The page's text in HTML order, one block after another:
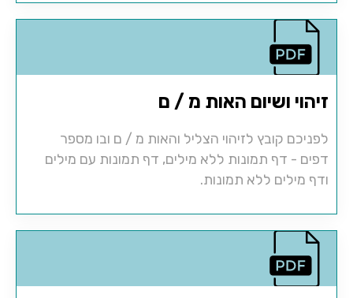
זיהוי ושיום האות מ / ם
לפניכם קובץ לזיהוי הצליל והאות מ / ם ובו מספר
דפים - דף תמונות ללא מילים, דף תמונות עם מילים
ודף מילים ללא תמונות.